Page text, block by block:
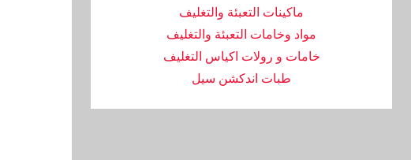
ماكينات التعبئة والتغليف
مواد وخامات التعبئة والتغليف
خامات و رولات اكياس التغليف
طبات اندكشن سيل